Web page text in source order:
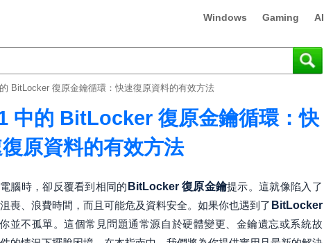
Windows Gaming AI
BitLocker 復原金鑰循環：快速復原資料的有效方法
中的 BitLocker 復原金鑰循環：快
原資料的有效方法
腦時，卻反覆看到相同的 BitLocker 復原金鑰提示。這就像陷入了
、浪費時間，而且可能危及資料安全。如果你也遇到了 BitLocker
並不孤單。這個常見問題通常源自於硬體變更、金鑰遺忘或系統故